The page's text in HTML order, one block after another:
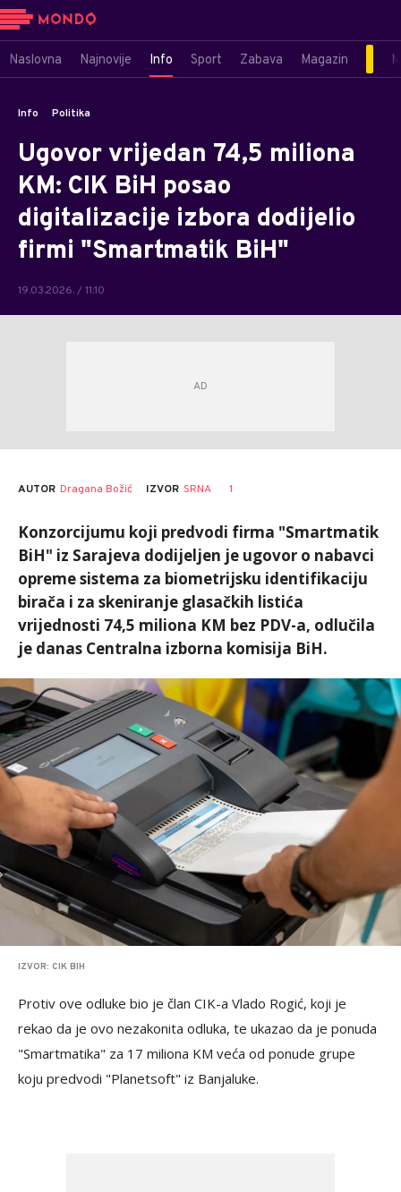
Naslovna Najnovije Info Sport Zabava Magazin
Info Politika
Ugovor vrijedan 74,5 miliona
KM: CIK BiH posao
digitalizacije izbora dodijelio
firmi "Smartmatik BiH"
19.03.2026. / 11:10
AUTOR Dragana Božić IZVOR SRNA 1
Konzorcijumu koji predvodi firma "Smartmatik
BiH" iz Sarajeva dodijeljen je ugovor o nabavci
opreme sistema za biometrijsku identifikaciju
birača i za skeniranje glasačkih listića
vrijednosti 74,5 miliona KM bez PDV-a, odlučila
je danas Centralna izborna komisija BiH.
IZVOR: CIK BIH
Protiv ove odluke bio je član CIK-a Vlado Rogić, koji je
rekao da je ovo nezakonita odluka, te ukazao da je ponuda
"Smartmatika" za 17 miliona KM veća od ponude grupe
koju predvodi "Planetsoft" iz Banjaluke.